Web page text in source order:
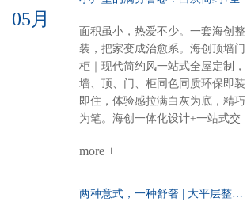
到底
空间，亦成画境。雅韵茶室门墙柜
同色配套，线条简洁，材质统一。
煮茶待客，静谧有序，东方生活哲
学尽在其中。细节见匠心全屋顶部
采用博格蜂窝大板，耐潮抗变形，
线性美观。双层空间，整体感再升
定制，从方案到落地，一站配齐。
05月
面积虽小，热爱不少。一套海创整
装，把家变成治愈系。海创顶墙门
柜｜现代简约风一站式全屋定制，
墙、顶、门、柜同色同质环保即装
即住，体验感拉满白灰为底，精巧
为笔。海创一体化设计+一站式交
不翻车。28㎡客餐厨，装出大宅的
柜，好看好用功能与装饰兼得，回
more +